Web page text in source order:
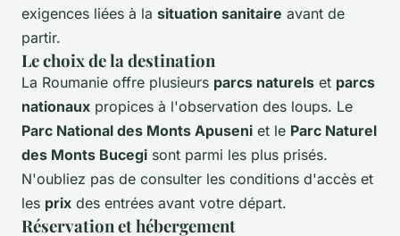
exigences liées à la situation sanitaire avant de
partir.
Le choix de la destination
La Roumanie offre plusieurs parcs naturels et parcs
nationaux propices à l'observation des loups. Le
Parc National des Monts Apuseni et le Parc Naturel
des Monts Bucegi sont parmi les plus prisés.
N'oubliez pas de consulter les conditions d'accès et
les prix des entrées avant votre départ.
Réservation et hébergement